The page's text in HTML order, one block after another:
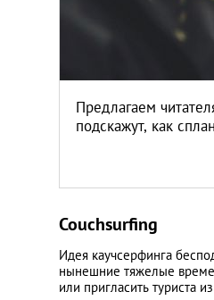
Пхукет
Санкт-
Предлагаем
подскажут, как
Couchsurfing
Идея каучсерфинга
нынешние тяжелые
или пригласить туриста